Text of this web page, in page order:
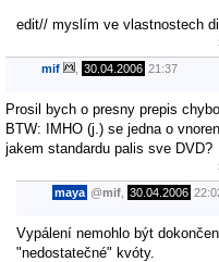
edit// myslím ve vlastnostech
mif 30.04.2006 21:37
Prosil bych o presny prepis
BTW: IMHO (j.) se jedna o
jakem standardu palis sve DVD?
maya @mif 30.04.2006
Vypálení nemohlo být
"nedostatečné" kvóty.